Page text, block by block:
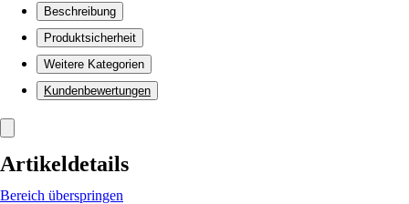
Beschreibung
Produktsicherheit
Weitere Kategorien
Kundenbewertungen
Artikeldetails
Bereich überspringen